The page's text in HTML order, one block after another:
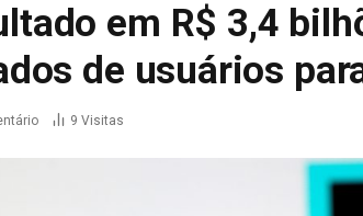
em R$ 3,4
de usuários
9 Visitas